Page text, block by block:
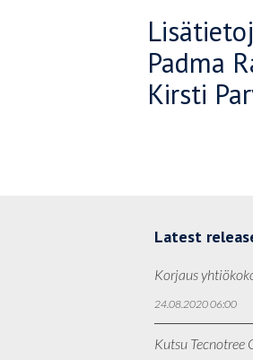
Padma
Kirsti
Latest
Korjaus
24.08.2020 06:00
Kutsu Tecnotree